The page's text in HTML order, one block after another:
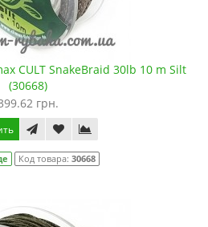
CULT SnakeBraid 30lb 10 m Silt
(30668)
грн.
Код товара: 30668